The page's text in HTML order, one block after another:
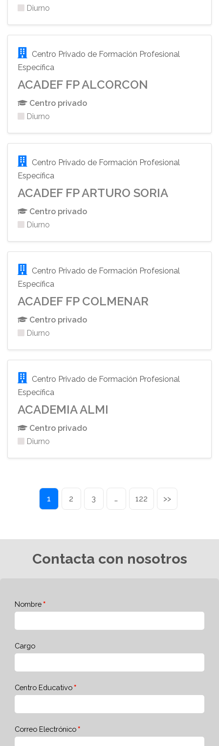
Diurno
Centro Privado de Formación Profesional
Específica
ACADEF FP ALCORCON
Centro privado
Diurno
Centro Privado de Formación Profesional
Específica
ACADEF FP ARTURO SORIA
Centro privado
Diurno
Centro Privado de Formación Profesional
Específica
ACADEF FP COLMENAR
Centro privado
Diurno
Centro Privado de Formación Profesional
Específica
ACADEMIA ALMI
Centro privado
Diurno
1 2 3 … 122 >>
Contacta con nosotros
Nombre
Cargo
Centro Educativo
Correo Electrónico